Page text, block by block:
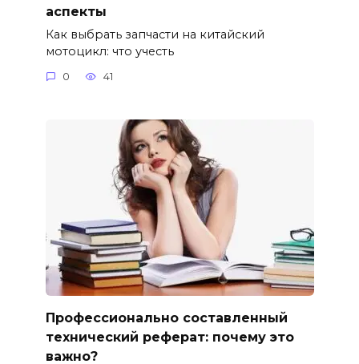
аспекты
Как выбрать запчасти на китайский
мотоцикл: что учесть
0 41
Профессионально составленный
технический реферат: почему это
важно?